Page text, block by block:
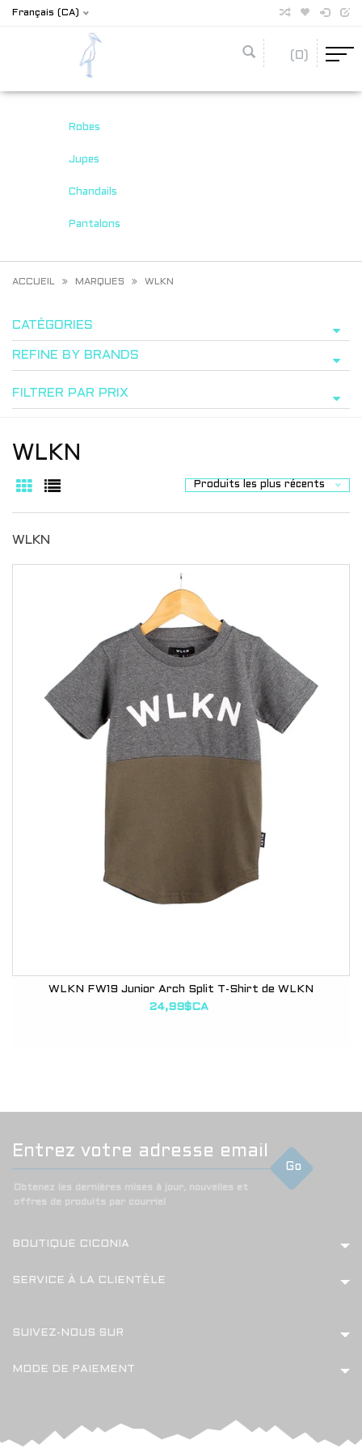
Français (CA)
(0)
Robes
Jupes
Chandails
Pantalons
ACCUEIL MARQUES WLKN
CATÉGORIES
REFINE BY BRANDS
FILTRER PAR PRIX
WLKN
Produits les plus récents
WLKN
WLKN FW19 Junior Arch Split T-Shirt de WLKN
24,99$CA
Go
Obtenez les dernières mises à jour, nouvelles et
offres de produits par courriel
BOUTIQUE CICONIA
SERVICE À LA CLIENTÈLE
SUIVEZ-NOUS SUR
MODE DE PAIEMENT